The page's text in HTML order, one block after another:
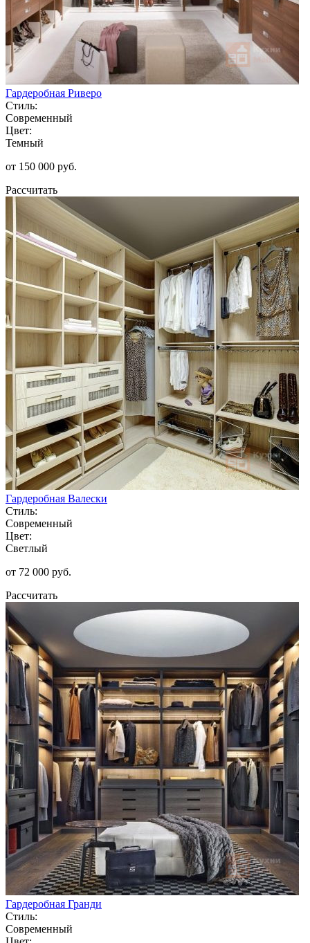
Гардеробная Риверо
Стиль:
Современный
Цвет:
Темный
от 150 000 руб.
Рассчитать
Гардеробная Валески
Стиль:
Современный
Цвет:
Светлый
от 72 000 руб.
Рассчитать
Гардеробная Гранди
Стиль:
Современный